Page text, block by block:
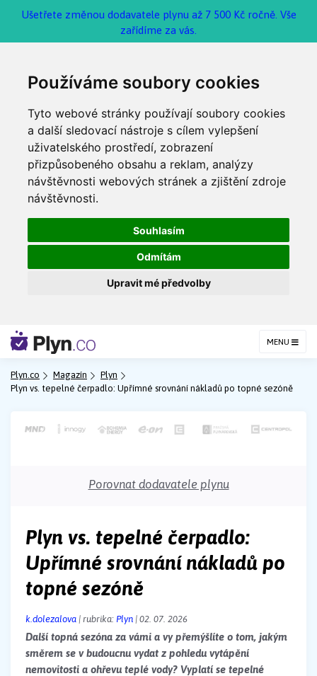
Používáme soubory cookies
Tyto webové stránky používají soubory cookies
a další sledovací nástroje s cílem vylepšení
uživatelského prostředí, zobrazení
přizpůsobeného obsahu a reklam, analýzy
návštěvnosti webových stránek a zjištění zdroje
návštěvnosti.
Souhlasím
Odmítám
Upravit mé předvolby
Ušetřete změnou dodavatele plynu až 7 500 Kč ročně. Vše
zařídíme za vás.
MENU
Plyn.co Magazín
Plyn
Plyn vs. tepelné čerpadlo: Upřímné srovnání nákladů po topné sezóně
Porovnat dodavatele plynu
Plyn vs. tepelné čerpadlo:
Upřímné srovnání nákladů po
topné sezóně
k.dolezalova| rubrika: Plyn| 02. 07. 2026
Další topná sezóna za vámi a vy přemýšlíte o tom, jakým
směrem se v budoucnu vydat z pohledu vytápění
nemovitosti a ohřevu teplé vody? Vyplatí se tepelné